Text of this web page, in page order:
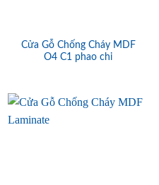
Cửa Gỗ Chống Cháy MDF
O4 C1 phao chi